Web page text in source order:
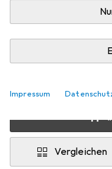
Impressum
Zwischen Fr, 14.8.
Benachrichtigen,
Vergleichen